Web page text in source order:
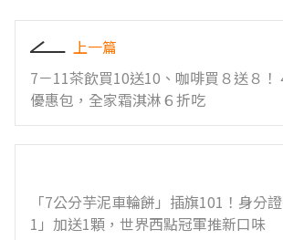
上一篇
7－11茶飲買10送10、咖啡買８送８
優惠包，全家霜淇淋６折吃
「7公分芋泥車輪餅」插旗101！身分
1」加送1顆，世界西點冠軍推新口味